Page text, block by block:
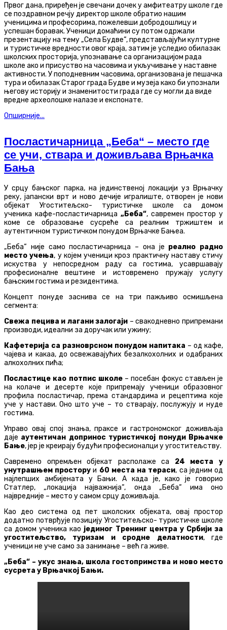
Првог дана,приређен је свечани дочек у амфитеатрушколе где
се поздравном речју директор школе обратио нашим
ученицима и професорима, пожелевши добродошлицу и
успешан боравак. Ученици домаћини су потом одржали
презентацију на тему „Села Будве“, представљајући културне
и туристичке вредности овог краја, затим је уследио обилазак
школских просторија,упознавање са организацијом рада
школе ако и присуство на часовима и укључивање у наставне
активности. У поподневним часовима, организована је пешачка
тура и обилазакСтарог града Будве и музеја како би упознали
његову историју и знаменитости града где су могли да виде
вредне археолошке налазе и експонате.
Опширније...
Посластичарница „Беба“ – место где
се учи, ствара и доживљава Врњачка
Бања
У срцу бањског парка, на јединственој локацији уз Врњачку
реку, јапански врт и ново дечије игралиште, отворен је нови
објекат Угоститељско- туристичке школе са домом
ученика кафе-посластичарница „Беба“, савремен простор у
коме се образовање сусреће са реалним тржиштем и
аутентичном туристичком понудом Врњачке Бањеa.
„Беба“ није само посластичарница – она је реално радно
место учења, у којем ученици кроз практичну наставу стичу
искуства у непосредном раду са гостима, усавршавају
професионалне вештине и истовремено пружају услугу
бањским гостима и резидентима.
Концепт понуде заснива се на три пажљиво осмишљена
сегмента:
Свежа пецива и лагани залогаји – свакодневно припремани
производи, идеални за доручак или ужину;
Кафетерија са разноврсном понудом напитака – од кафе,
чајева и какаа, до освежавајућих безалкохолних и одабраних
алкохолних пића;
Посластице као потпис школе– посебан фокус стављен је
на колаче и десерте које припремају ученици образовног
профила посластичар, према стандардима и рецептима које
уче у настави. Оно што уче – то стварају, послужују и нуде
гостима.
Управо овај спој знања, праксе и гастрономског доживљаја
даје аутентичан допринос туристичкој понуди Врњачке
Бање, јер је креирају будући професионалци у угоститељству.
Савремено опремљен објекат располаже са 24 места у
унутрашњем простору и 60 места на тераси, са једним од
најлепших амбијената у Бањи. А када је, како је говорио
Статлер, „локација најважнија“, онда „Беба“ има оно
највредније – место у самом срцу доживљаја.
Као део система од пет школских објеката, овај простор
додатно потврђује позицију Угоститељско- туристичке школе
са домом ученика као јединог Тренинг центра у Србији за
угоститељство, туризам и сродне делатности, где
ученици не уче само за занимање – већ га живе.
„Беба“ – укус знања, школа гостопримства и ново место
сусрета у Врњачкој Бањи.